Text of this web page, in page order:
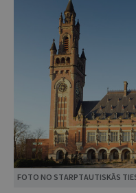
FOTO NO STARPTAUTISKĀS